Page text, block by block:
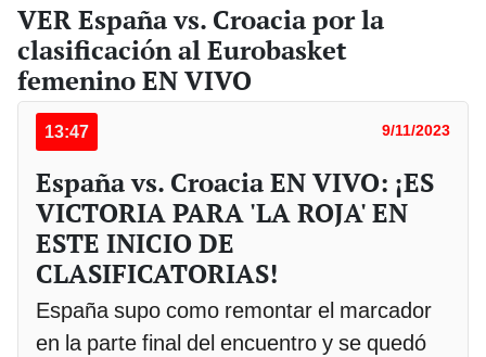
VER España vs. Croacia por la
clasificación al Eurobasket
femenino EN VIVO
13:47 9/11/2023
España vs. Croacia EN VIVO: ¡ES
VICTORIA PARA 'LA ROJA' EN
ESTE INICIO DE
CLASIFICATORIAS!
España supo como remontar el marcador
en la parte final del encuentro y se quedó